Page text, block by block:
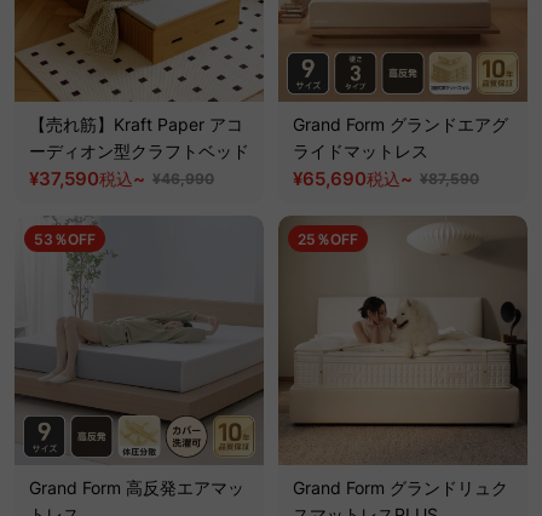
【売れ筋】Kraft Paper アコ
ーディオン型クラフトベッド
¥37,590税込~ ¥46,990
Grand Form グランドエアグ
ライドマットレス
¥65,690税込~ ¥87,590
53％OFF
Grand Form 高反発エアマッ
25％OFF
Grand Form グランドリュク